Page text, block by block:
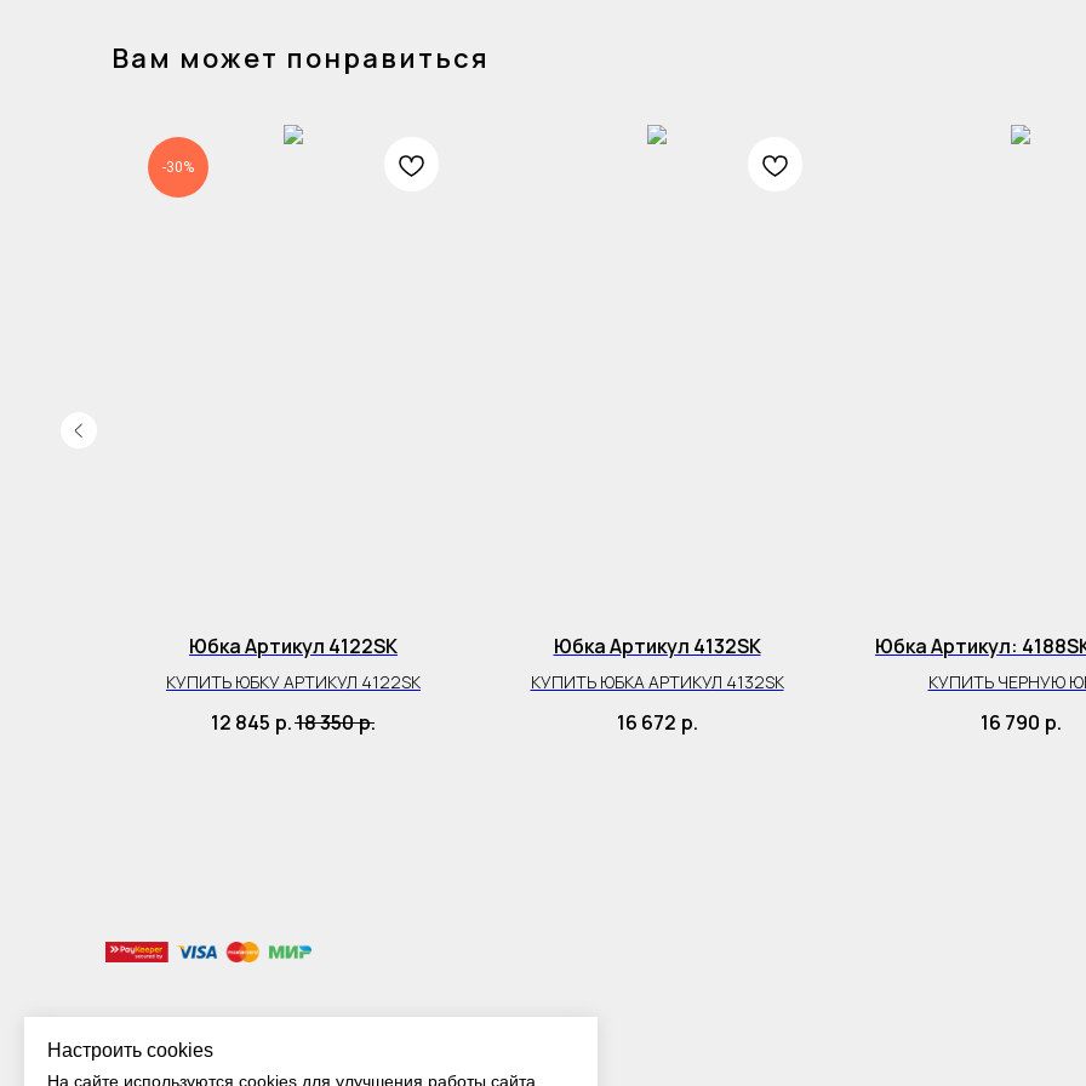
Настроить cookies
На сайте используются cookies для улучшения работы сайта.
Вам может понравиться
-30%
Юбка Артикул 4122SK
КУПИТЬ ЮБКУ АРТИКУЛ 4122SK
12 845 р.18 350р.
Юбка Артикул 4132SK
КУПИТЬ ЮБКА АРТИКУЛ 4132SK
16 672 р.
Юбка Артикул:
КУПИТЬ ЧЕРНУЮ
16 790 р.